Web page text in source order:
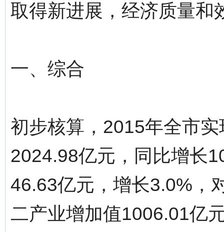
取得新进展，经济质量和
一、综合
初步核算，2015年全市
2024.98亿元，同比增长
46.63亿元，增长3.0%，
二产业增加值1006.01亿